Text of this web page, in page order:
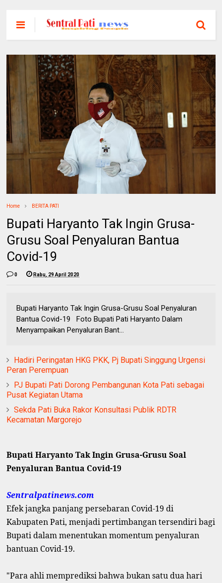
Home BERITA PATI
Bupati Haryanto Tak Ingin Grusa-
Grusu Soal Penyaluran Bantua
Covid-19
0 Rabu, 29 April 2020
Bupati Haryanto Tak Ingin Grusa-Grusu Soal Penyaluran
Bantua Covid-19 Foto Bupati Pati Haryanto Dalam
Menyampaikan Penyaluran Bant...
Hadiri Peringatan HKG PKK, Pj Bupati Singgung Urgensi
Peran Perempuan
PJ Bupati Pati Dorong Pembangunan Kota Pati sebagai
Pusat Kegiatan Utama
Sekda Pati Buka Rakor Konsultasi Publik RDTR
Kecamatan Margorejo
Bupati Haryanto Tak Ingin Grusa-Grusu Soal
Penyaluran Bantua Covid-19
Sentralpatinews.com
Efek jangka panjang persebaran Covid-19 di
Kabupaten Pati, menjadi pertimbangan tersendiri bagi
Bupati dalam menentukan momentum penyaluran
bantuan Covid-19.
"Para ahli memprediksi bahwa bukan satu dua hari